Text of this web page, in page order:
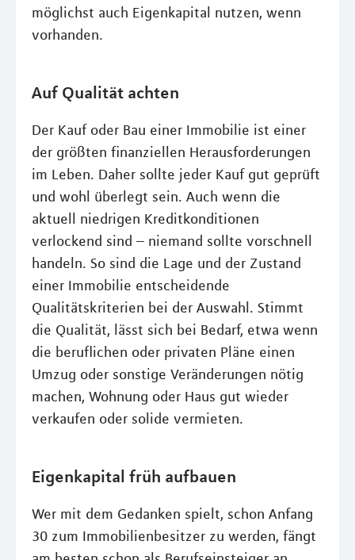
möglichst auch Eigenkapital nutzen, wenn
vorhanden.
Auf Qualität achten
Der Kauf oder Bau einer Immobilie ist einer
der größten finanziellen Herausforderungen
im Leben. Daher sollte jeder Kauf gut geprüft
und wohl überlegt sein. Auch wenn die
aktuell niedrigen Kreditkonditionen
verlockend sind – niemand sollte vorschnell
handeln. So sind die Lage und der Zustand
einer Immobilie entscheidende
Qualitätskriterien bei der Auswahl. Stimmt
die Qualität, lässt sich bei Bedarf, etwa wenn
die beruflichen oder privaten Pläne einen
Umzug oder sonstige Veränderungen nötig
machen, Wohnung oder Haus gut wieder
verkaufen oder solide vermieten.
Eigenkapital früh aufbauen
Wer mit dem Gedanken spielt, schon Anfang
30 zum Immobilienbesitzer zu werden, fängt